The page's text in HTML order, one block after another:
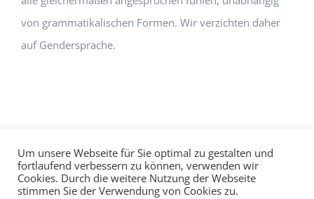
von grammatikalischen Formen. Wir verzichten daher
auf Gendersprache.
Impressum Datenschutz©hallo!rot
Um unsere Webseite für Sie optimal zu gestalten und
fortlaufend verbessern zu können, verwenden wir
Cookies. Durch die weitere Nutzung der Webseite
stimmen Sie der Verwendung von Cookies zu.